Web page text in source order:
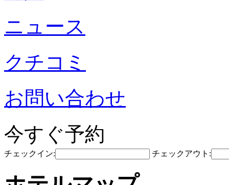
ニュース
クチコミ
お問い合わせ
今すぐ予約
チェックイン: チェックアウト: